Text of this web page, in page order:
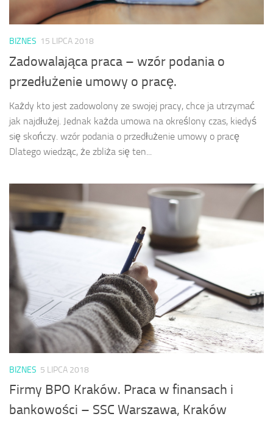
BIZNES 15 LIPCA 2018
Zadowalająca praca – wzór podania o
przedłużenie umowy o pracę.
Każdy kto jest zadowolony ze swojej pracy, chce ja utrzymać
jak najdłużej. Jednak każda umowa na określony czas, kiedyś
się skończy. wzór podania o przedłużenie umowy o pracę
Dlatego wiedząc, że zbliża się ten...
BIZNES 5 LIPCA 2018
Firmy BPO Kraków. Praca w finansach i
bankowości – SSC Warszawa, Kraków